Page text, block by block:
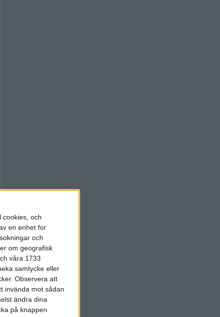
cookies, och
en enhet for
och
om geografisk
våra 1733
samtycke eller
Observera att
invända mot sådan
ändra dina
på knappen